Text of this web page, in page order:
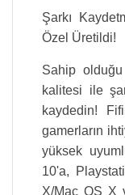
Şarkı
Özel Üretildi!
Sahip
kalitesi ile
kaydedin!
gamerların
yüksek
10'a,
X/Mac OS X